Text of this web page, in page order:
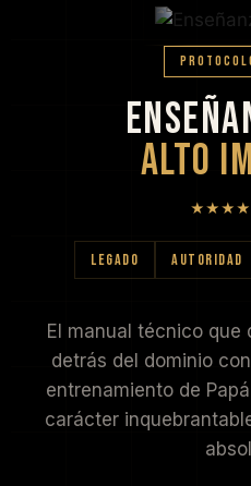
ALTO
LEGADO AUTORIDAD
El manual técnico que
detrás del dominio
entrenamiento de
carácter